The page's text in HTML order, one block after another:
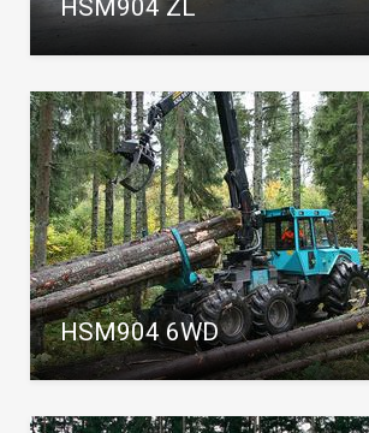
HSM904 ZL
HSM904 6WD